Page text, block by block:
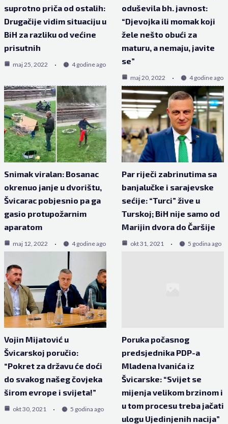
suprotno priča od ostalih:
Drugačije vidim situaciju u
BiH za razliku od većine
prisutnih
maj 25, 2022 4 godine ago
oduševila bh. javnost:
“Djevojka ili momak koji
žele nešto obući za
maturu, a nemaju, javite
se”
maj 20, 2022 4 godine ago
Snimak viralan: Bosanac
okrenuo janje u dvorištu,
Švicarac pobjesnio pa ga
gasio protupožarnim
aparatom
maj 12, 2022 4 godine ago
Par riječi zabrinutima sa
banjalučke i sarajevske
sećije: “Turci” žive u
Turskoj; BiH nije samo od
Marijin dvora do Čaršije
okt 31, 2021 5 godina ago
Vojin Mijatović u
Švicarskoj poručio:
“Pokret za državu će doći
do svakog našeg čovjeka
širom evrope i svijeta!”
okt 30, 2021 5 godina ago
Poruka počasnog
predsjednika PDP-a
Mladena Ivanića iz
Švicarske: “Svijet se
mijenja velikom brzinom i
u tom procesu treba jačati
ulogu Ujedinjenih nacija”